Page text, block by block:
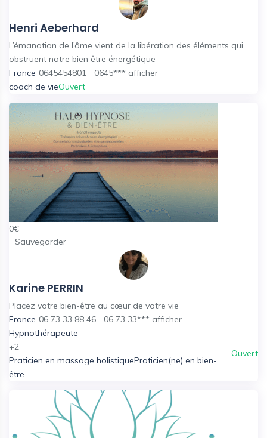
Henri Aeberhard
L’émanation de l’âme vient de la libération des éléments qui
obstruent notre bien être énergétique
France 0645454801 0645*** afficher
coach de vieOuvert
0€
Sauvegarder
Karine PERRIN
Placez votre bien-être au cœur de votre vie
France 06 73 33 88 46 06 73 33*** afficher
Hypnothérapeute
+2
Praticien en massage holistiquePraticien(ne) en bien-
être
Ouvert